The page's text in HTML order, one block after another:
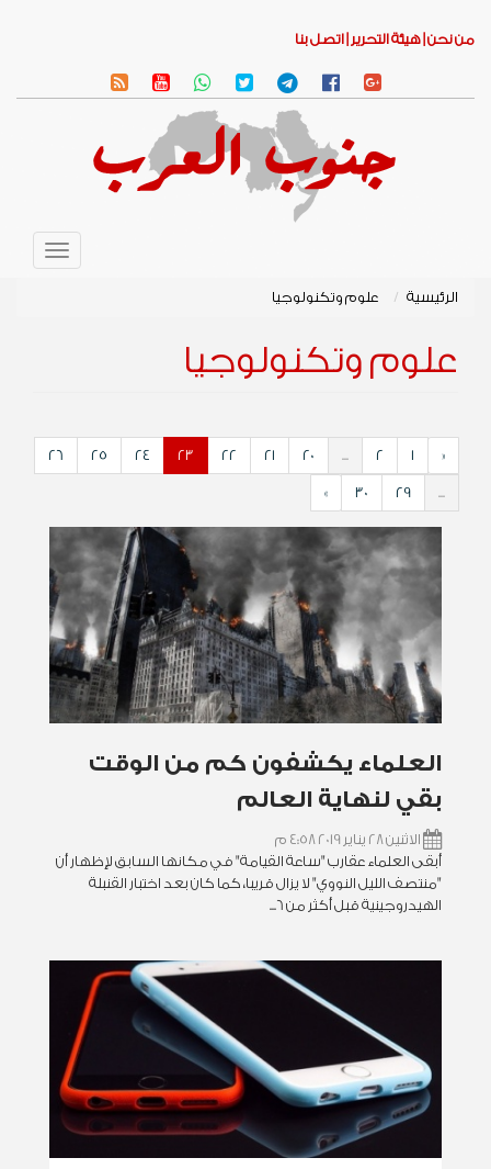
من نحن | هيئة التحرير | اتصل بنا
Toggle
الرئيسية
علوم وتكنولوجيا
علوم وتكنولوجيا
«
1
2
...
20
21
22
23
24
25
26
...
29
30
»
العلماء يكشفون كم من الوقت
بقي لنهاية العالم
الاثنين 28 يناير 2019 4:58 م
أبقى العلماء عقارب "ساعة القيامة" في مكانها السابق لإظهار أن
"منتصف الليل النووي" لا يزال قريبا، كما كان بعد اختبار القنبلة
الهيدروجينية قبل أكثر من 6...